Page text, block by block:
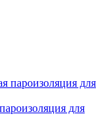
для